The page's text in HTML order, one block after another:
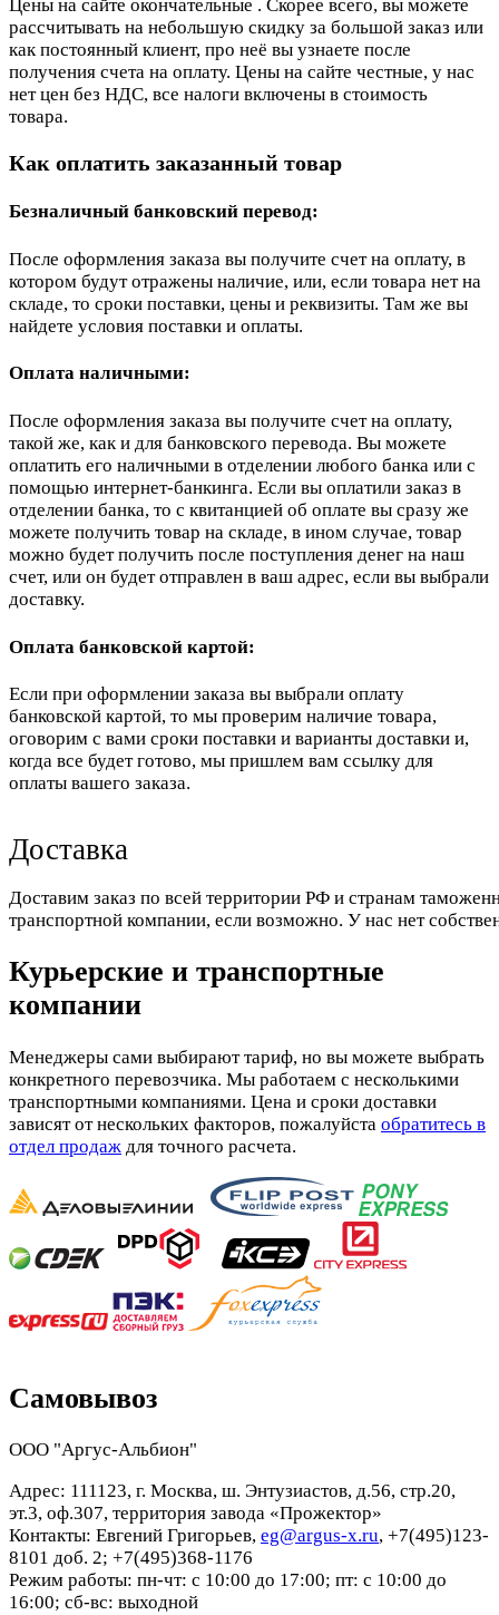
Цены на сайте окончательные . Скорее всего, вы можете
рассчитывать на небольшую скидку за большой заказ или
как постоянный клиент, про неё вы узнаете после
получения счета на оплату. Цены на сайте честные, у нас
нет цен без НДС, все налоги включены в стоимость
товара.
Как оплатить заказанный товар
Безналичный банковский перевод:
После оформления заказа вы получите счет на оплату, в
котором будут отражены наличие, или, если товара нет на
складе, то сроки поставки, цены и реквизиты. Там же вы
найдете условия поставки и оплаты.
Оплата наличными:
После оформления заказа вы получите счет на оплату,
такой же, как и для банковского перевода. Вы можете
оплатить его наличными в отделении любого банка или с
помощью интернет-банкинга. Если вы оплатили заказ в
отделении банка, то с квитанцией об оплате вы сразу же
можете получить товар на складе, в ином случае, товар
можно будет получить после поступления денег на наш
счет, или он будет отправлен в ваш адрес, если вы выбрали
доставку.
Оплата банковской картой:
Если при оформлении заказа вы выбрали оплату
банковской картой, то мы проверим наличие товара,
оговорим с вами сроки поставки и варианты доставки и,
когда все будет готово, мы пришлем вам ссылку для
оплаты вашего заказа.
Доставка
Доставим заказ по всей территории РФ и странам
транспортной компании, если возможно. У нас нет
Курьерские и транспортные
компании
Менеджеры сами выбирают тариф, но вы можете выбрать
конкретного перевозчика. Мы работаем с несколькими
транспортными компаниями. Цена и сроки доставки
зависят от нескольких факторов, пожалуйста обратитесь в
отдел продаж для точного расчета.
Самовывоз
ООО "Аргус-Альбион"
Адрес: 111123, г. Москва, ш. Энтузиастов, д.56, стр.20,
эт.3, оф.307, территория завода «Прожектор»
Контакты: Евгений Григорьев, eg@argus-x.ru, +7(495)123-
8101 доб. 2; +7(495)368-1176
Режим работы: пн-чт: с 10:00 до 17:00; пт: с 10:00 до
16:00; сб-вс: выходной